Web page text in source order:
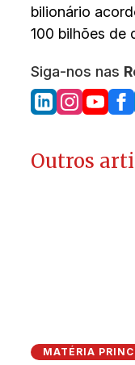
bilionário
100 bilhões de
Siga-nos nas
Outros
MATÉRIA